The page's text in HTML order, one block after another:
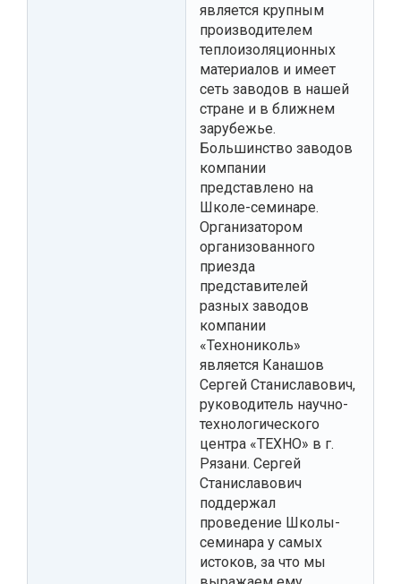
является крупным
производителем
теплоизоляционных
материалов и имеет
сеть заводов в нашей
стране и в ближнем
зарубежье.
Большинство заводов
компании
представлено на
Школе-семинаре.
Организатором
организованного
приезда
представителей
разных заводов
компании
«Технониколь»
является Канашов
Сергей Станиславович,
руководитель научно-
технологического
центра «ТЕХНО» в г.
Рязани. Сергей
Станиславович
поддержал
проведение Школы-
семинара у самых
истоков, за что мы